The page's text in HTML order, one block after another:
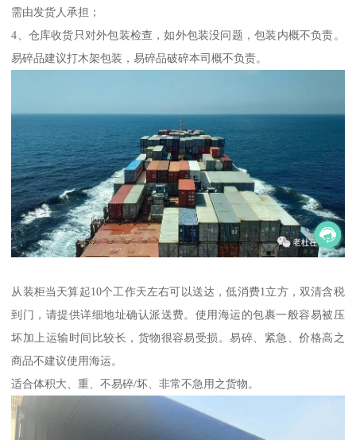
需由发货人承担；
4、仓库收货只对外包装检查，如外包装没问题，包装内概不负责。
易碎品建议打木架包装，易碎品破碎本司概不负责。
从装柜当天算起10个工作天左右可以送达，低消费1立方，双清含税
到门，请提供详细地址确认派送费。使用海运的包裹一般容易被压
坏加上运输时间比较长，货物很容易受损。易碎、紧急、价格高之
商品不建议使用海运。
适合体积大、重、不易碎/坏、非常不急用之货物。